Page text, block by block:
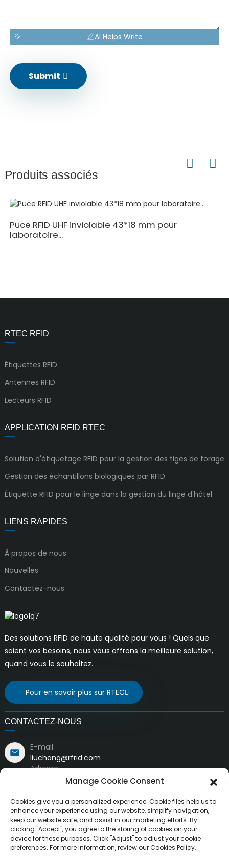
AI Helps Write
Submit
Produits associés
Puce RFID UHF inviolable 43*18 mm pour
laboratoire...
RTEC RFID
Étiquettes RFID
Antennes RFID
Lecteurs RFID
APPLICATION RFID RTEC
Solution d'étiquetage RFID pour la gestion des tiges de forage
Gestion des échantillons biologiques par RFID
Étiquette RFID pour le linge dans la gestion du linge d'hôtel
LIENS RAPIDES
À propos de nous
Nouvelles
Contactez-nous
Des solutions RFID de haute qualité pour vous ! Quels que
soient vos besoins, nous vous offrons la meilleure solution,
quand vous le souhaitez.
Pour en savoir plus sur RTEC
CONTACTEZ-NOUS
E-mail:
liuchang@rfrid.com
Adresse:
Bâtiment n° 10, Base d'innovation, District scientifique
621000
Manage Cookie Consent
Cookies give you a personalized experience. Cookie files help us to
enhance your experience using our website, simplify navigation,
keep our website safe, and assist in our marketing efforts. By
clicking "Accept", you agree to the storing of cookies on your
device for these purposes. Click "Adjust" to adjust your cookie
preferences. For more information, review our Cookies Policy.